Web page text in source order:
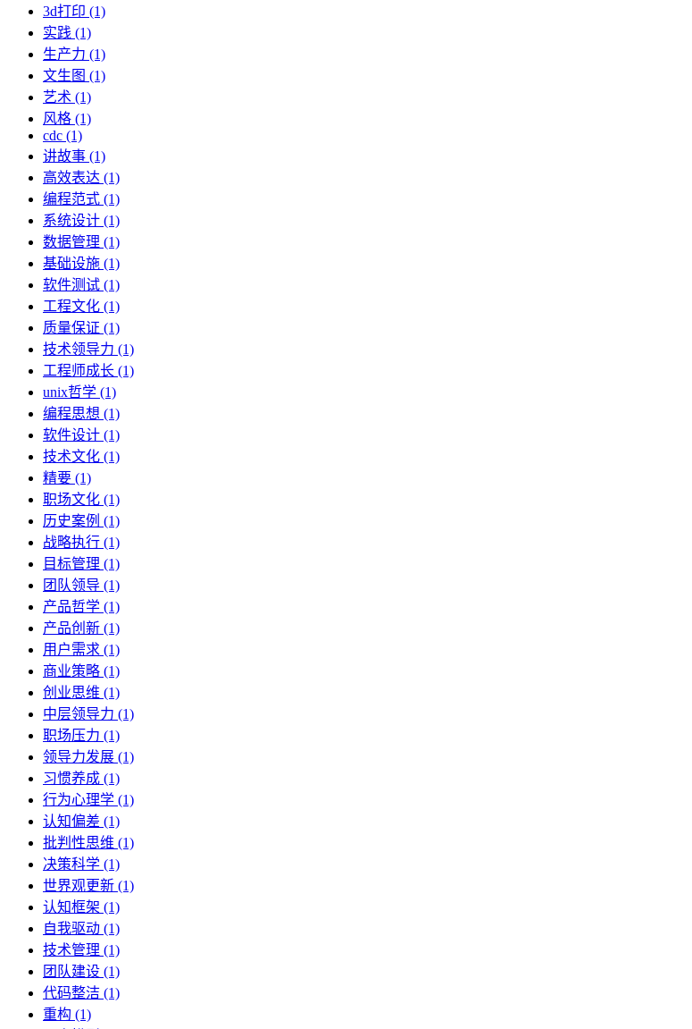
3d打印 (1)
实践 (1)
生产力 (1)
文生图 (1)
艺术 (1)
风格 (1)
cdc (1)
讲故事 (1)
高效表达 (1)
编程范式 (1)
系统设计 (1)
数据管理 (1)
基础设施 (1)
软件测试 (1)
工程文化 (1)
质量保证 (1)
技术领导力 (1)
工程师成长 (1)
unix哲学 (1)
编程思想 (1)
软件设计 (1)
技术文化 (1)
精要 (1)
职场文化 (1)
历史案例 (1)
战略执行 (1)
目标管理 (1)
团队领导 (1)
产品哲学 (1)
产品创新 (1)
用户需求 (1)
商业策略 (1)
创业思维 (1)
中层领导力 (1)
职场压力 (1)
领导力发展 (1)
习惯养成 (1)
行为心理学 (1)
认知偏差 (1)
批判性思维 (1)
决策科学 (1)
世界观更新 (1)
认知框架 (1)
自我驱动 (1)
技术管理 (1)
团队建设 (1)
代码整洁 (1)
重构 (1)